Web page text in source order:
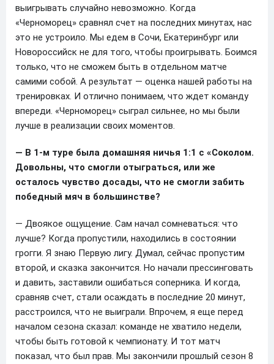
выигрывать случайно невозможно. Когда
«Черноморец» сравнял счет на последних минутах, нас
это не устроило. Мы едем в Сочи, Екатеринбург или
Новороссийск не для того, чтобы проигрывать. Боимся
только, что не сможем быть в отдельном матче
самими собой. А результат — оценка нашей работы на
тренировках. И отлично понимаем, что ждет команду
впереди. «Черноморец» сыграл сильнее, но мы были
лучше в реализации своих моментов.
— В 1-м туре была домашняя ничья 1:1 с «Соколом.
Довольны, что смогли отыграться, или же
осталось чувство досады, что не смогли забить
победный мяч в большинстве?
— Двоякое ощущение. Сам начал сомневаться: что
лучше? Когда пропустили, находились в состоянии
грогги. Я знаю Первую лигу. Думал, сейчас пропустим
второй, и сказка закончится. Но начали прессинговать
и давить, заставили ошибаться соперника. И когда,
сравняв счет, стали осаждать в последние 20 минут,
расстроился, что не выиграли. Впрочем, я еще перед
началом сезона сказал: команде не хватило недели,
чтобы быть готовой к чемпионату. И тот матч
показал, что был прав. Мы закончили прошлый сезон 8